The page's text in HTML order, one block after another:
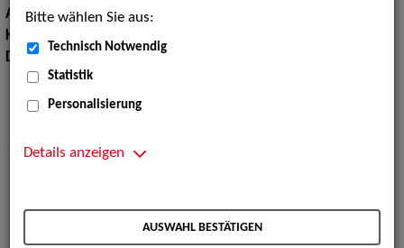
Augenfarbe:blau
Körpergröße:
Dialekte:
Bitte wählen Sie aus:
Technisch Notwendig
Statistik
Personalisierung
Details anzeigen
AUSWAHL BESTÄTIGEN